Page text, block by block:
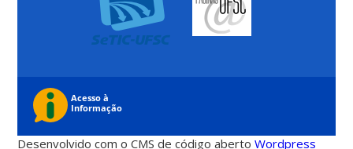
Desenvolvido com o CMS de código abertoWordpress